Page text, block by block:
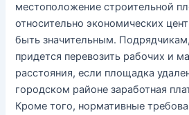
местоположение строительной
относительно экономических
быть значительным.
придется перевозить рабочих и
расстояния, если площадка
городском районе заработная
Кроме того, нормативные